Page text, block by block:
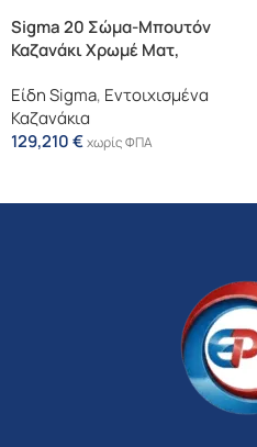
Sigma 20 Σώμα-Μπουτόν
Καζανάκι Χρωμέ Ματ,
Γυαλιστερό
Είδη Sigma, Εντοιχισμένα
Καζανάκια
129,210€χωρίς ΦΠΑ